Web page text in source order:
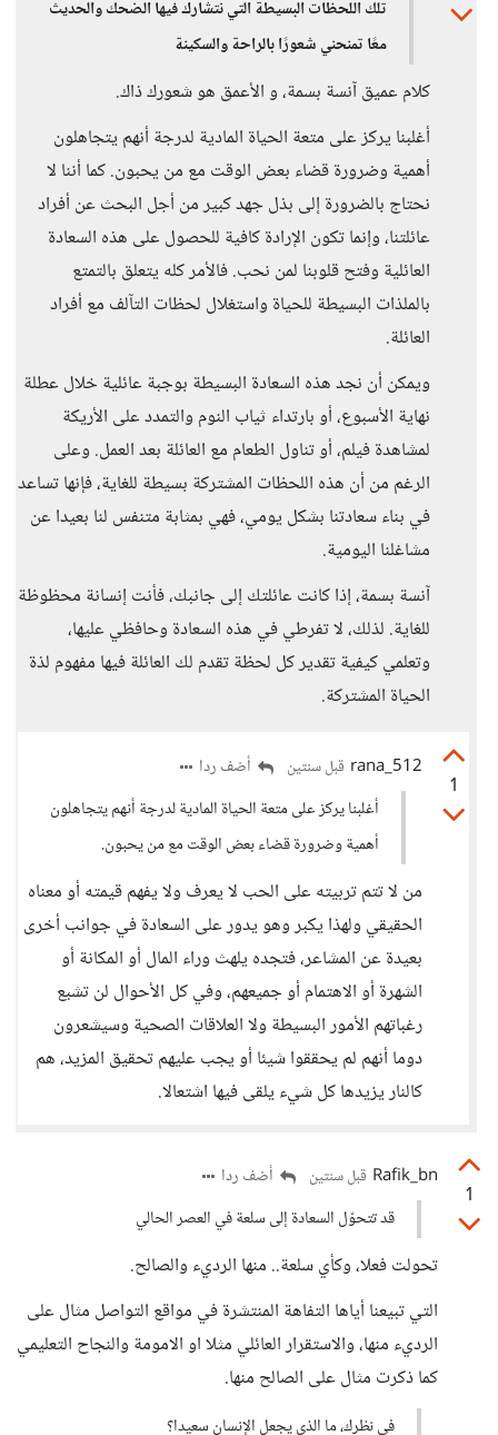
تلك اللحظات البسيطة التي نتشارك فيها الضحك والحديث
معًا تمنحني شعورًا بالراحة والسكينة
كلام عميق آنسة بسمة، و الأعمق هو شعورك ذاك.
أغلبنا يركز على متعة الحياة المادية لدرجة أنهم يتجاهلون
أهمية وضرورة قضاء بعض الوقت مع من يحبون. كما أننا لا
نحتاج بالضرورة إلى بذل جهد كبير من أجل البحث عن أفراد
عائلتنا، وإنما تكون الإرادة كافية للحصول على هذه السعادة
العائلية وفتح قلوبنا لمن نحب. فالأمر كله يتعلق بالتمتع
بالملذات البسيطة للحياة واستغلال لحظات التآلف مع أفراد
العائلة.
ويمكن أن نجد هذه السعادة البسيطة بوجبة عائلية خلال عطلة
نهاية الأسبوع، أو بارتداء ثياب النوم والتمدد على الأريكة
لمشاهدة فيلم، أو تناول الطعام مع العائلة بعد العمل. وعلى
الرغم من أن هذه اللحظات المشتركة بسيطة للغاية، فإنها تساعد
في بناء سعادتنا بشكل يومي، فهي بمثابة متنفس لنا بعيدا عن
مشاغلنا اليومية.
آنسة بسمة، إذا كانت عائلتك إلى جانبك، فأنت إنسانة محظوظة
للغاية. لذلك، لا تفرطي في هذه السعادة وحافظي عليها،
وتعلمي كيفية تقدير كل لحظة تقدم لك العائلة فيها مفهوم لذة
الحياة المشتركة.
1
rana_512 قبل سنتين
أضف ردا
أغلبنا يركز على متعة الحياة المادية لدرجة أنهم يتجاهلون
أهمية وضرورة قضاء بعض الوقت مع من يحبون.
من لا تتم تربيته على الحب لا يعرف ولا يفهم قيمته أو معناه
الحقيقي ولهذا يكبر وهو يدور على السعادة في جوانب أخرى
بعيدة عن المشاعر، فتجده يلهث وراء المال أو المكانة أو
الشهرة أو الاهتمام أو جميعهم، وفي كل الأحوال لن تشبع
رغباتهم الأمور البسيطة ولا العلاقات الصحية وسيشعرون
دوما أنهم لم يحققوا شيئا أو يجب عليهم تحقيق المزيد، هم
كالنار يزيدها كل شيء يلقى فيها اشتعالا.
1
Rafik_bn قبل سنتين
أضف ردا
قد تتحوّل السعادة إلى سلعة في العصر الحالي
تحولت فعلا، وكأي سلعة.. منها الرديء والصالح.
التي تبيعنا أياها التفاهة المنتشرة في مواقع التواصل مثال على
الرديء منها، والاستقرار العائلي مثلا او الامومة والنجاح التعليمي
كما ذكرت مثال على الصالح منها.
في نظرك، ما الذي يجعل الإنسان سعيدا؟